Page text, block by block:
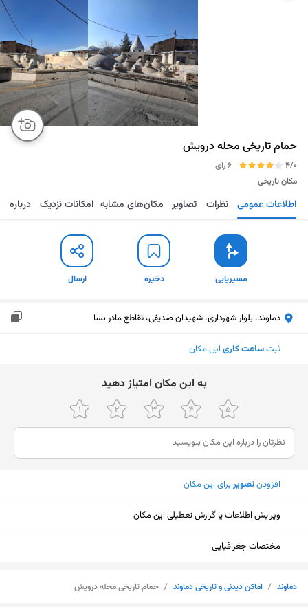
حمام تاریخی محله درویش
4/0
6 رای
مکان تاریخی
مسیریابی ذخیره ارسال اطلاعات عمومی نظرات تصاویر مکان‌های مشابه امکانات نزدیک درباره
مسیریابی ذخیره ارسال
دماوند، بلوار شهرداری، شهیدان صدیفی، تقاطع مادر نسا
ثبتساعت کاری این مکان
ﺑﻪ اﯾﻦ ﻣﮑﺎن اﻣﺘﯿﺎز دﻫﯿﺪ
افزودنتصویربرای این مکان
ویرایش اطلاعات یا گزارش تعطیلی این مکان
مختصات جغرافیایی
دماوند / اماکن دیدنی و تاریخی دماوند / حمام تاریخی محله درویشنمایش نقشه